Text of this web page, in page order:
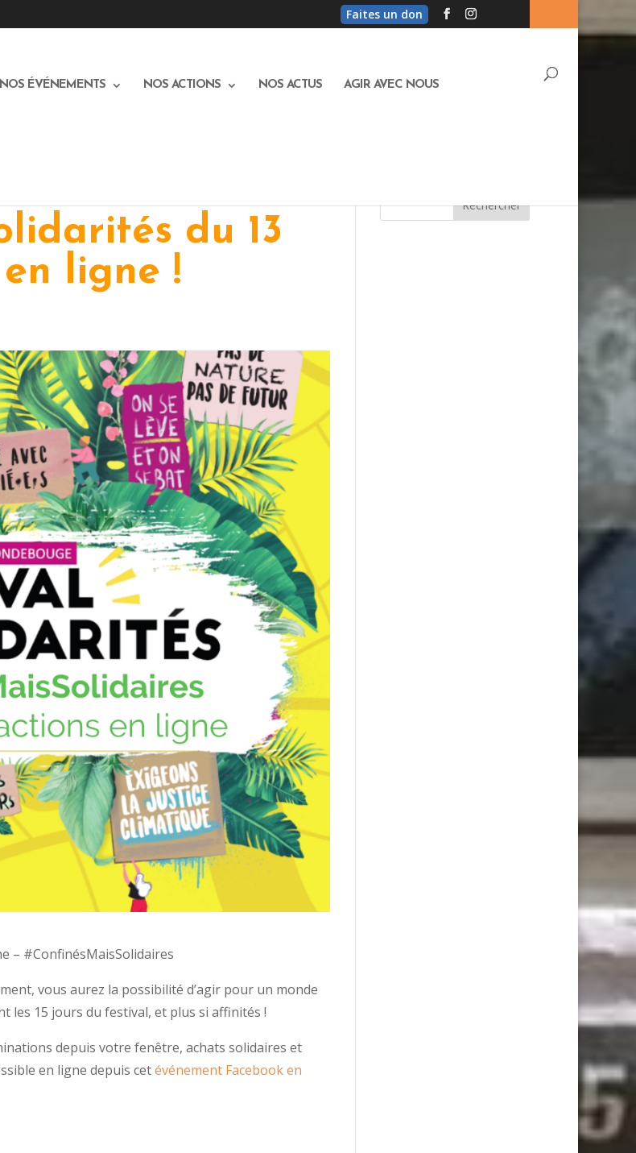
Faites un don
NOS ÉVÉNEMENTS NOS ACTIONS NOS ACTUS AGIR AVEC NOUS
du 13
ligne !
– #ConfinésMaisSolidaires
vous aurez la possibilité d’agir pour un monde
les 15 jours du festival, et plus si affinités !
depuis votre fenêtre, achats solidaires et
en ligne depuis cetévénement Facebook en